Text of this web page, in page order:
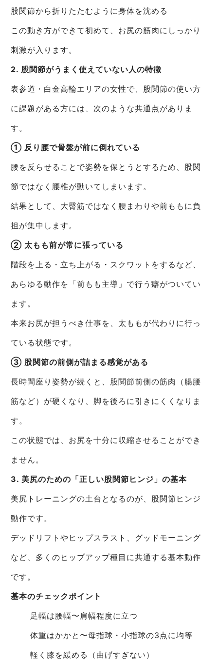
股関節から折りたたむように身体を沈める
この動き方ができて初めて、お尻の筋肉にしっかり
刺激が入ります。
2. 股関節がうまく使えていない人の特徴
表参道・白金高輪エリアの女性で、股関節の使い方
に課題がある方には、次のような共通点がありま
す。
① 反り腰で骨盤が前に倒れている
腰を反らせることで姿勢を保とうとするため、股関
節ではなく腰椎が動いてしまいます。
結果として、大臀筋ではなく腰まわりや前ももに負
担が集中します。
② 太もも前が常に張っている
階段を上る・立ち上がる・スクワットをするなど、
あらゆる動作を「前もも主導」で行う癖がついてい
ます。
本来お尻が担うべき仕事を、太ももが代わりに行っ
ている状態です。
③ 股関節の前側が詰まる感覚がある
長時間座り姿勢が続くと、股関節前側の筋肉（腸腰
筋など）が硬くなり、脚を後ろに引きにくくなりま
す。
この状態では、お尻を十分に収縮させることができ
ません。
3. 美尻のための「正しい股関節ヒンジ」の基本
美尻トレーニングの土台となるのが、股関節ヒンジ
動作です。
デッドリフトやヒップスラスト、グッドモーニング
など、多くのヒップアップ種目に共通する基本動作
です。
基本のチェックポイント
足幅は腰幅〜肩幅程度に立つ
体重はかかと〜母指球・小指球の3点に均等
軽く膝を緩める（曲げすぎない）